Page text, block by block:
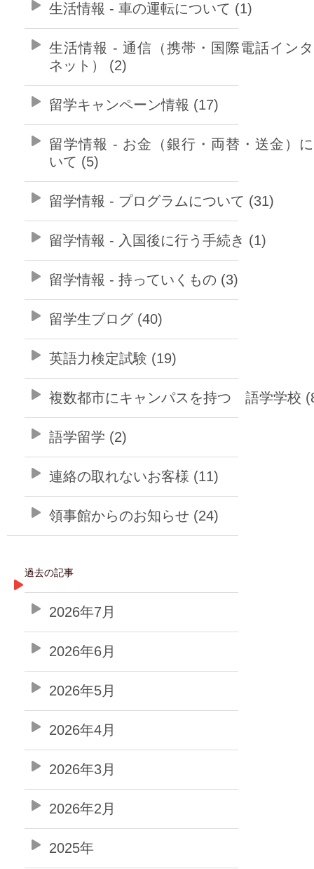
生活情報 - 車の運転について (1)
生活情報 - 通信（携帯・国際電話イン
ネット） (2)
留学キャンペーン情報 (17)
留学情報 - お金（銀行・両替・送金）
いて (5)
留学情報 - プログラムについて (31)
留学情報 - 入国後に行う手続き (1)
留学情報 - 持っていくもの (3)
留学生ブログ (40)
英語力検定試験 (19)
複数都市にキャンパスを持つ 語学学校
語学留学 (2)
連絡の取れないお客様 (11)
領事館からのお知らせ (24)
過去の記事
2026年7月
2026年6月
2026年5月
2026年4月
2026年3月
2026年2月
2025年